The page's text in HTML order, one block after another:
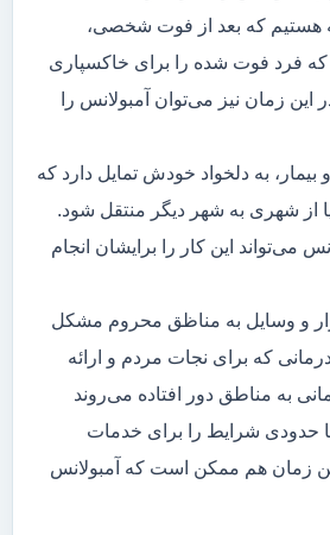
هستیم که بعد از فوت شخصی،
که فرد فوت شده را برای خاکسپاری
این زمان نیز می‌توان آمبولانس را
به دلخواد خودش تمایل دارد که
از شهری به شهر دیگر منتقل شود.
می‌تواند این کار را برایشان انجام
و وسایل به مناظق محروم مشکل
که برای نجات مردم و ارائه
به مناطق دور افتاده می‌روند
تا حدودی شرایط را برای خدمات
زمان هم ممکن است که آمبولانس